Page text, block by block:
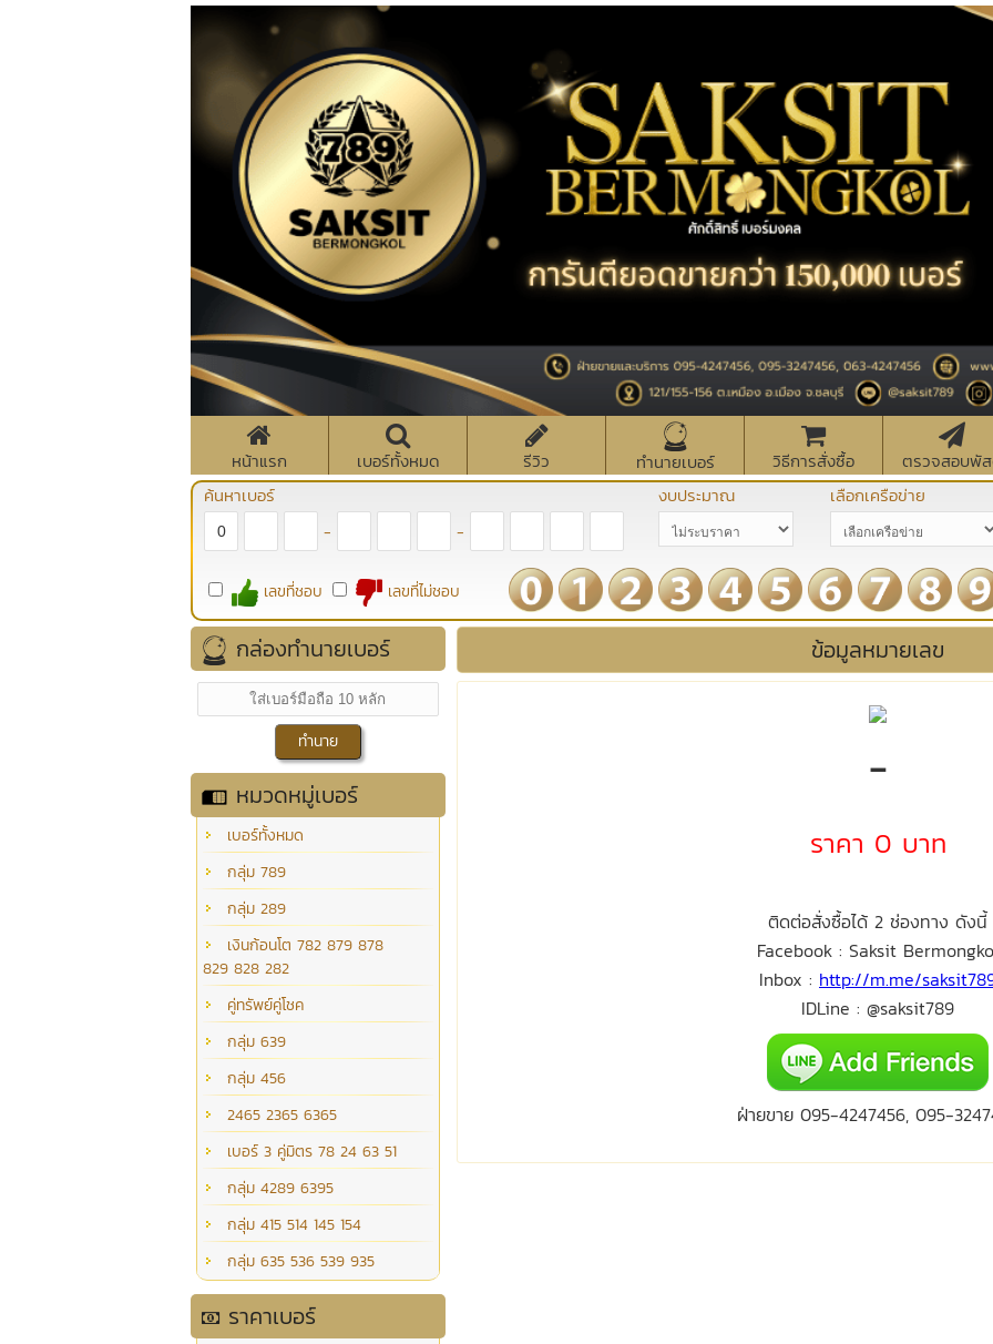
หน้าแรก เบอร์ทั้งหมด รีวิว ทำนายเบอร์ วิธีการสั่งซื้อ
ตรวจสอบพั
ค้นหาเบอร์
- -
งบประมาณ เลือกเครือข่าย
เลขที่ชอบ เลขที่ไม่ชอบ
กล่องทำนายเบอร์
หมวดหมู่เบอร์
เบอร์ทั้งหมด
กลุ่ม 789
กลุ่ม 289
เงินก้อนโต 782 879 878
829 828 282
คู่ทรัพย์คู่โชค
กลุ่ม 639
กลุ่ม 456
2465 2365 6365
เบอร์ 3 คู่มิตร 78 24 63 51
กลุ่ม 4289 6395
กลุ่ม 415 514 145 154
กลุ่ม 635 536 539 935
ราคาเบอร์
ข้อมูลหมายเลข
-
ราคา 0 บาท
ติดต่อสั่งซื้อได้ 2 ช่องทาง ดังนี้
Facebook : Saksit
Inbox : http://m.me/
IDLine : @saksit789
ฝ่ายขาย 095-4247456, 095-